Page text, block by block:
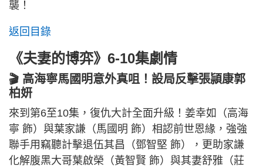
襲！
返回目錄
《夫妻的博弈》6-10集劇情
🎬 高海寧馬國明意外真咀！設局反擊張頴康郭
柏妍
來到第6至10集，復仇大計全面升級！姜幸如（高海
寧 飾）與葉家謙（馬國明 飾）相認前世恩緣，強強
聯手用竊聽計擊退伍其昌（鄧智堅 飾），更助家謙
化解腹黑大哥葉啟榮（黃智賢 飾）與其妻舒雅（莊